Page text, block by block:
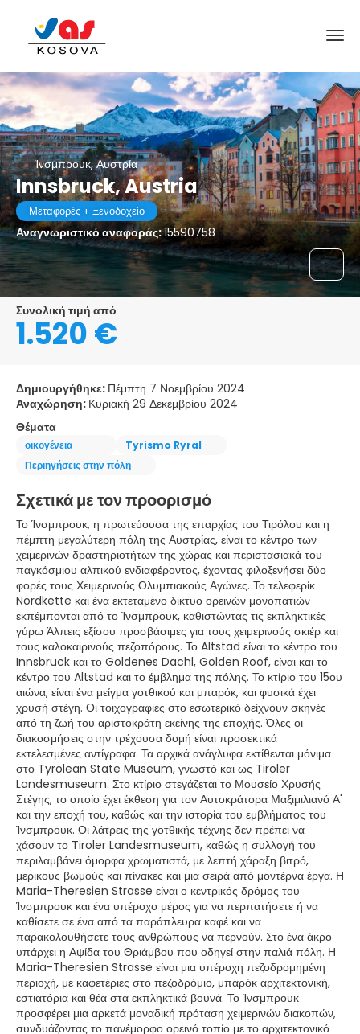
Ίνσμπρουκ, Αυστρία
Innsbruck, Austria
Μεταφορές + Ξενοδοχείο
Αναγνωριστικό αναφοράς:15590758
Συνολική τιμή από
1.520 €
Δημιουργήθηκε: Πέμπτη 7 Νοεμβρίου 2024
Αναχώρηση: Κυριακή 29 Δεκεμβρίου 2024
Θέματα
οικογένεια
Tyrismo Ryral
Περιηγήσεις στην πόλη
Σχετικά με τον προορισμό
Το Ίνσμπρουκ, η πρωτεύουσα της επαρχίας του Τιρόλου και η
πέμπτη μεγαλύτερη πόλη της Αυστρίας, είναι το κέντρο των
χειμερινών δραστηριοτήτων της χώρας και περιστασιακά του
παγκόσμιου αλπικού ενδιαφέροντος, έχοντας φιλοξενήσει δύο
φορές τους Χειμερινούς Ολυμπιακούς Αγώνες. Το τελεφερίκ
Nordkette και ένα εκτεταμένο δίκτυο ορεινών μονοπατιών
εκπέμπονται από το Ίνσμπρουκ, καθιστώντας τις εκπληκτικές
γύρω Άλπεις εξίσου προσβάσιμες για τους χειμερινούς σκιέρ και
τους καλοκαιρινούς πεζοπόρους. Το Altstad είναι το κέντρο του
Innsbruck και το Goldenes Dachl, Golden Roof, είναι και το
κέντρο του Altstad και το έμβλημα της πόλης. Το κτίριο του 15ου
αιώνα, είναι ένα μείγμα γοτθικού και μπαρόκ, και φυσικά έχει
χρυσή στέγη. Οι τοιχογραφίες στο εσωτερικό δείχνουν σκηνές
από τη ζωή του αριστοκράτη εκείνης της εποχής. Όλες οι
διακοσμήσεις στην τρέχουσα δομή είναι προσεκτικά
εκτελεσμένες αντίγραφα. Τα αρχικά ανάγλυφα εκτίθενται μόνιμα
στο Tyrolean State Museum, γνωστό και ως Tiroler
Landesmuseum. Στο κτίριο στεγάζεται το Μουσείο Χρυσής
Στέγης, το οποίο έχει έκθεση για τον Αυτοκράτορα Μαξιμιλιανό Α'
και την εποχή του, καθώς και την ιστορία του εμβλήματος του
Ίνσμπρουκ. Οι λάτρεις της γοτθικής τέχνης δεν πρέπει να
χάσουν το Tiroler Landesmuseum, καθώς η συλλογή του
περιλαμβάνει όμορφα χρωματιστά, με λεπτή χάραξη βιτρό,
μερικούς βωμούς και πίνακες και μια σειρά από μοντέρνα έργα. Η
Maria-Theresien Strasse είναι ο κεντρικός δρόμος του
Ίνσμπρουκ και ένα υπέροχο μέρος για να περπατήσετε ή να
καθίσετε σε ένα από τα παράπλευρα καφέ και να
παρακολουθήσετε τους ανθρώπους να περνούν. Στο ένα άκρο
υπάρχει η Αψίδα του Θριάμβου που οδηγεί στην παλιά πόλη. Η
Maria-Theresien Strasse είναι μια υπέροχη πεζοδρομημένη
περιοχή, με καφετέριες στο πεζοδρόμιο, μπαρόκ αρχιτεκτονική,
εστιατόρια και θέα στα εκπληκτικά βουνά. Το Ίνσμπρουκ
προσφέρει μια αρκετά μοναδική πρόταση χειμερινών διακοπών,
συνδυάζοντας το πανέμορφο ορεινό τοπίο με το αρχιτεκτονικό